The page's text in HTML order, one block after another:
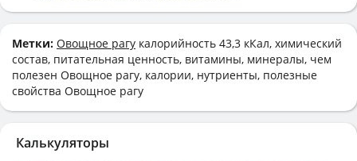
Метки: Овощное рагу калорийность 43,3 кКал, химический
состав, питательная ценность, витамины, минералы, чем
полезен Овощное рагу, калории, нутриенты, полезные
свойства Овощное рагу
Калькуляторы